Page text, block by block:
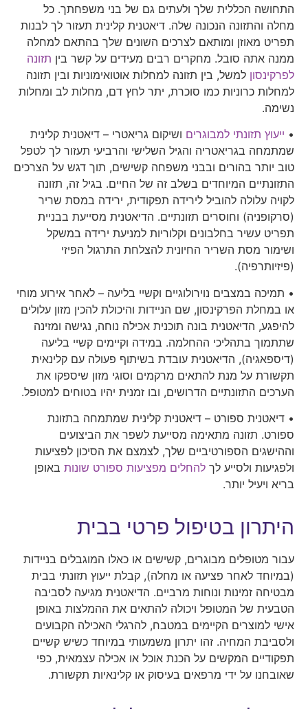
התחושה הכללית שלך ולעתים גם של בני משפחתך. כל
מחלה והתזונה הנכונה שלה. דיאטנית קלינית תעזור לך לבנות
תפריט מאוזן ומותאם לצרכים השונים שלך בהתאם למחלה
ממנה אתה סובל. מחקרים רבים מעידים על קשר בין תזונה
לפרקינסון למשל, בין תזונה למחלות אוטואימוניות ובין תזונה
למחלות כרוניות כמו סוכרת, יתר לחץ דם, מחלות לב ומחלות
נשימה.
• ייעוץ תזונתי למבוגרים ושיקום גריאטרי – דיאטנית קלינית
שמתמחה בגריאטריה והגיל השלישי והרביעי תעזור לך לטפל
טוב יותר בהורים ובבני משפחה קשישים, תוך דגש על הצרכים
התזונתיים המיוחדים בשלב זה של החיים. בגיל זה, תזונה
לקויה עלולה להוביל לירידה תפקודית, ירידה במסת שריר
(סרקופניה) וחוסרים תזונתיים. הדיאטנית מסייעת בבניית
תפריט עשיר בחלבונים וקלוריות למניעת ירידה במשקל
ושימור מסת השריר החיונית להצלחת התרגול הפיזי
(פיזיותרפיה).
• תמיכה במצבים נוירולוגיים וקשיי בליעה – לאחר אירוע מוחי
או במחלת הפרקינסון, שם הניידות והיכולת להכין מזון עלולים
להיפגע, הדיאטנית בונה תוכנית אכילה נוחה, נגישה ומזינה
שתתמוך בתהליכי ההחלמה. במידה וקיימים קשיי בליעה
(דיספאגיה), הדיאטנית עובדת בשיתוף פעולה עם קלינאית
תקשורת על מנת להתאים מרקמים וסוגי מזון שיספקו את
הערכים התזונתיים הדרושים, ובו זמנית יהיו בטוחים למטופל.
• דיאטנית ספורט – דיאטנית קלינית שמתמחה בתזונת
ספורט. תזונה מתאימה מסייעת לשפר את הביצועים
וההישגים הספורטיביים שלך, לצמצם את הסיכון לפציעות
ולפגיעות ולסייע לך להחלים מפציעות ספורט שונות באופן
בריא ויעיל יותר.
היתרון בטיפול פרטי בבית
עבור מטופלים מבוגרים, קשישים או כאלו המוגבלים בניידות
(במיוחד לאחר פציעה או מחלה), קבלת ייעוץ תזונתי בבית
מבטיחה זמינות ונוחות מרביים. הדיאטנית מגיעה לסביבה
הטבעית של המטופל ויכולה להתאים את ההמלצות באופן
אישי למוצרים הקיימים במטבח, להרגלי האכילה הקבועים
ולסביבת המחיה. זהו יתרון משמעותי במיוחד כשיש קשיים
תפקודיים המקשים על הכנת אוכל או אכילה עצמאית, כפי
שאובחנו על ידי מרפאים בעיסוק או קלינאיות תקשורת.